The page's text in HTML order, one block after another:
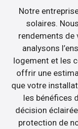
Notre
solaires.
rendements de
analysons
logement et les
offrir une
que votre
les bénéfices
décision
protection de